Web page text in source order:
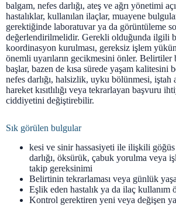
balgam, nefes darlığı, ateş ve ağrı yönetimi
hastalıklar, kullanılan ilaçlar, muayene
gerektiğinde laboratuvar ya da görüntüleme
değerlendirilmelidir. Gerekli olduğunda ilgili
koordinasyon kurulması, gereksiz işlem
önemli uyarıların gecikmesini önler. Belirtiler
başlar, bazen de kısa sürede yaşam kalitesini
nefes darlığı, halsizlik, uyku bölünmesi, iştah
hareket kısıtlılığı veya tekrarlayan başvuru
ciddiyetini değiştirebilir.
Sık görülen bulgular
kesi ve sinir hassasiyeti ile ilişkili göğüs
darlığı, öksürük, çabuk yorulma veya
takip gereksinimi
Belirtinin tekrarlaması veya günlük
Eşlik eden hastalık ya da ilaç kullanım
Kontrol gerektiren yeni veya değişen